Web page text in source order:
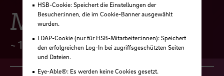
Mail
~ 10.000 Mail-Konten & 700 Mailinglisten
HSB-Cookie: Speichert die Einstellungen der
Besucher:innen, die im Cookie-Banner ausgewählt
wurden.
LDAP-Cookie (nur für HSB-Mitarbeiter:innen): Speichert
den erfolgreichen Log-In bei zugriffsgeschützten Seiten
und Dateien.
Eye-Able®: Es werden keine Cookies gesetzt.